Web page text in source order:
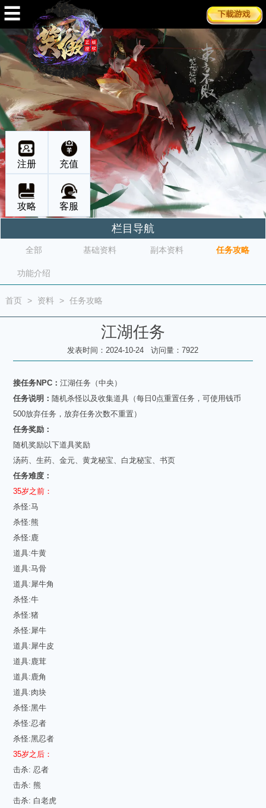
☰
注册 充值
攻略 客服
栏目导航
全部 基础资料 副本资料 任务攻略
功能介绍
首页 > 资料 > 任务攻略
江湖任务
发表时间：2024-10-24 访问量：7922
接任务NPC：江湖任务（中央）
任务说明： 随机杀怪以及收集道具（每日0点重置任务，可使用钱币
500放弃任务，放弃任务次数不重置）
任务奖励：
随机奖励以下道具奖励
汤药、生药、金元、黄龙秘宝、白龙秘宝、书页
任务难度：
35岁之前：
杀怪:马
杀怪:熊
杀怪:鹿
道具:牛黄
道具:马骨
道具:犀牛角
杀怪:牛
杀怪:猪
杀怪:犀牛
道具:犀牛皮
道具:鹿茸
道具:鹿角
道具:肉块
杀怪:黑牛
杀怪:忍者
杀怪:黑忍者
35岁之后：
击杀: 忍者
击杀: 熊
击杀: 白老虎